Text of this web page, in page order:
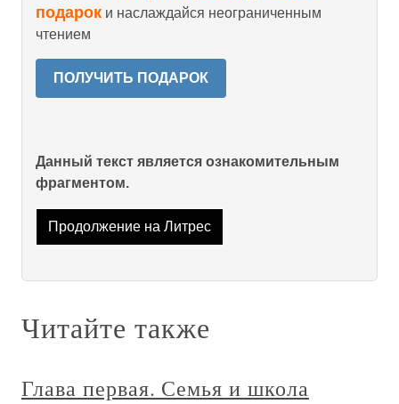
подарок и наслаждайся неограниченным
чтением
ПОЛУЧИТЬ ПОДАРОК
Данный текст является ознакомительным
фрагментом.
Продолжение на Литрес
Читайте также
Глава первая. Семья и школа